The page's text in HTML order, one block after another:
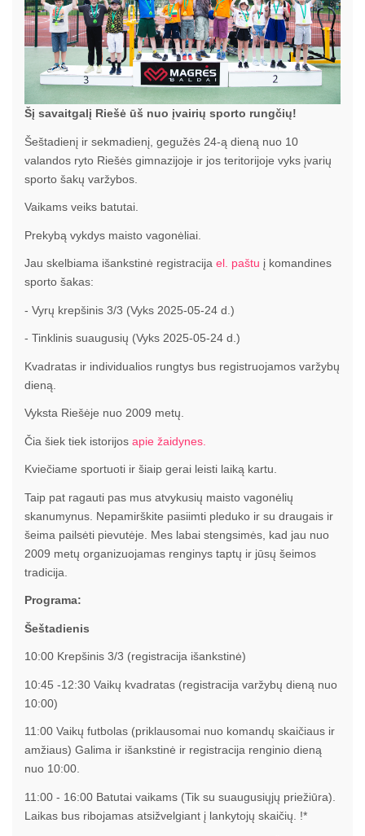
Šį savaitgalį Riešė ūš nuo įvairių sporto rungčių!
Šeštadienį ir sekmadienį, gegužės 24-ą dieną nuo 10
valandos ryto Riešės gimnazijoje ir jos teritorijoje vyks įvarių
sporto šakų varžybos.
Vaikams veiks batutai.
Prekybą vykdys maisto vagonėliai.
Jau skelbiama išankstinė registracija el. paštu į komandines
sporto šakas:
- Vyrų krepšinis 3/3 (Vyks 2025-05-24 d.)
- Tinklinis suaugusių (Vyks 2025-05-24 d.)
Kvadratas ir individualios rungtys bus registruojamos varžybų
dieną.
Vyksta Riešėje nuo 2009 metų.
Čia šiek tiek istorijos apie žaidynes.
Kviečiame sportuoti ir šiaip gerai leisti laiką kartu.
Taip pat ragauti pas mus atvykusių maisto vagonėlių
skanumynus. Nepamirškite pasiimti pleduko ir su draugais ir
šeima pailsėti pievutėje. Mes labai stengsimės, kad jau nuo
2009 metų organizuojamas renginys taptų ir jūsų šeimos
tradicija.
Programa:
Šeštadienis
10:00 Krepšinis 3/3 (registracija išankstinė)
10:45 -12:30 Vaikų kvadratas (registracija varžybų dieną nuo
10:00)
11:00 Vaikų futbolas (priklausomai nuo komandų skaičiaus ir
amžiaus) Galima ir išankstinė ir registracija renginio dieną
nuo 10:00.
11:00 - 16:00 Batutai vaikams (Tik su suaugusiųjų priežiūra).
Laikas bus ribojamas atsižvelgiant į lankytojų skaičių. !*